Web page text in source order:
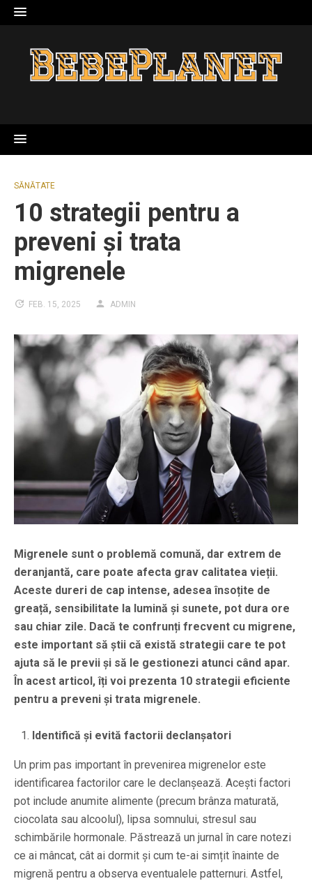
Skip
to
SĂNĂTATE
10 strategii pentru a
preveni și trata
migrenele
FEB. 15, 2025 ADMIN
Migrenele sunt o problemă comună, dar extrem de
deranjantă, care poate afecta grav calitatea vieții.
Aceste dureri de cap intense, adesea însoțite de
greață, sensibilitate la lumină și sunete, pot dura ore
sau chiar zile. Dacă te confrunți frecvent cu migrene,
este important să știi că există strategii care te pot
ajuta să le previi și să le gestionezi atunci când apar.
În acest articol, îți voi prezenta 10 strategii eficiente
pentru a preveni și trata migrenele.
Identifică și evită factorii declanșatori
Un prim pas important în prevenirea migrenelor este
identificarea factorilor care le declanșează. Acești factori
pot include anumite alimente (precum brânza maturată,
ciocolata sau alcoolul), lipsa somnului, stresul sau
schimbările hormonale. Păstrează un jurnal în care notezi
ce ai mâncat, cât ai dormit și cum te-ai simțit înainte de
migrenă pentru a observa eventualele patternuri. Astfel,